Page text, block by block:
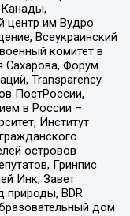
центр им Вудро
Всеукраинский
комитет в
Форум
Transparеncy
ПостРоссии,
в России –
Институт
островов
Гринпис
Инк, Завет
природы, BDR
дом